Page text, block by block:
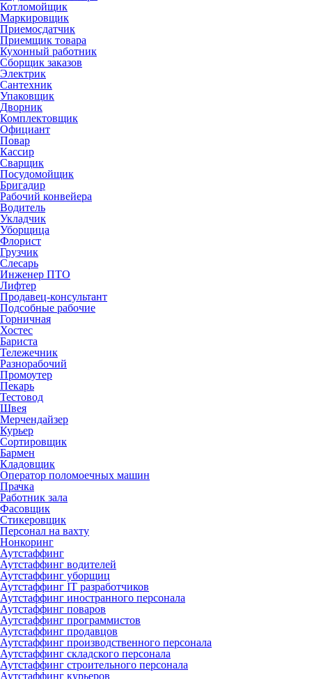
Котломойщик
Маркировщик
Приемосдатчик
Приемщик товара
Кухонный работник
Сборщик заказов
Электрик
Сантехник
Упаковщик
Дворник
Комплектовщик
Официант
Повар
Кассир
Сварщик
Посудомойщик
Бригадир
Рабочий конвейера
Водитель
Укладчик
Уборщица
Флорист
Грузчик
Слесарь
Инженер ПТО
Лифтер
Продавец-консультант
Подсобные рабочие
Горничная
Хостес
Бариста
Тележечник
Разнорабочий
Промоутер
Пекарь
Тестовод
Швея
Мерчендайзер
Курьер
Сортировщик
Бармен
Кладовщик
Оператор поломоечных машин
Прачка
Работник зала
Фасовщик
Стикеровщик
Персонал на вахту
Нонкоринг
Аутстаффинг
Аутстаффинг водителей
Аутстаффинг уборщиц
Аутстаффинг IT разработчиков
Аутстаффинг иностранного персонала
Аутстаффинг поваров
Аутстаффинг программистов
Аутстаффинг продавцов
Аутстаффинг производственного персонала
Аутстаффинг складского персонала
Аутстаффинг строительного персонала
Аутстаффинг курьеров